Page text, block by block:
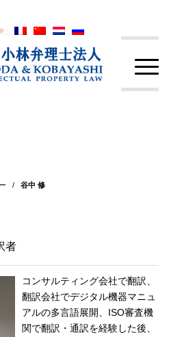
/ 谷中 修
者
コンサルティング会社で翻訳、
翻訳会社でデジタル機器マニュ
アルの多言語展開、ISO審査機
関で翻訳・通訳を経験した後、